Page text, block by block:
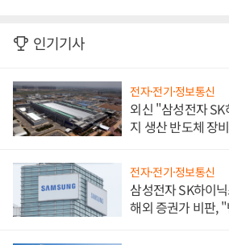
인기기사
전자·전기·정보통신
외신 "삼성전자
지 생산 반도체 장
전자·전기·정보통신
삼성전자 SK하이
해외 증권가 비판,